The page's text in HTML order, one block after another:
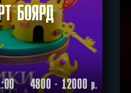
БОЯРД
4800 - 12000р.